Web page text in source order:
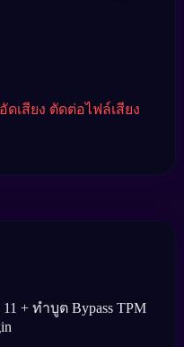
ดเสียง ตัดต่อไฟล์เสียง
+ ทำบูต Bypass TPM